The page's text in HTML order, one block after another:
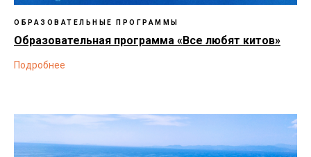
ОБРАЗОВАТЕЛЬНЫЕ ПРОГРАММЫ
Образовательная программа «Все любят китов»
Подробнее